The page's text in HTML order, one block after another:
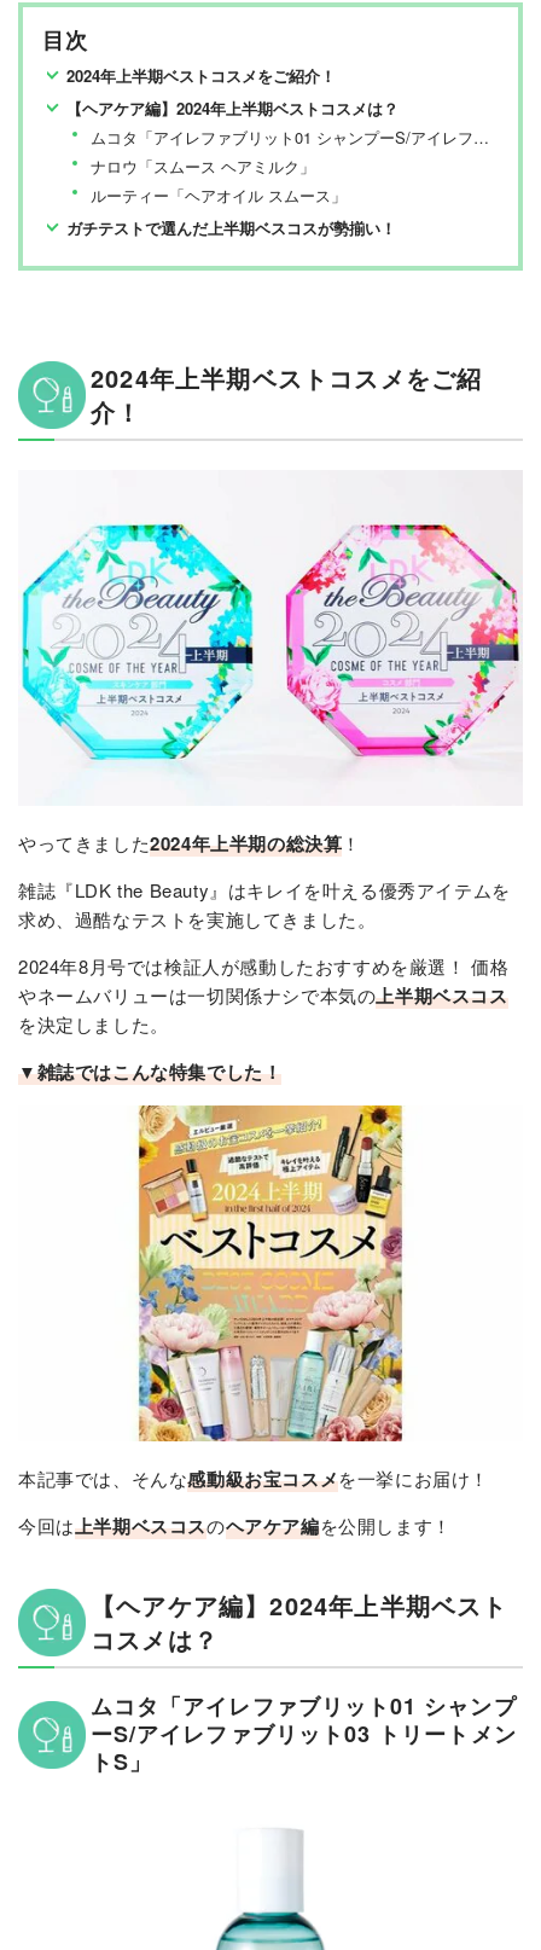
目次
2024年上半期ベストコスメをご紹介！
【ヘアケア編】2024年上半期ベストコスメは？
ムコタ「アイレファブリット01 シャンプーS/アイレファブリット03 トリートメントS」
ナロウ「スムース ヘアミルク」
ルーティー「ヘアオイル スムース」
ガチテストで選んだ上半期ベスコスが勢揃い！
2024年上半期ベストコスメをご紹
介！
やってきました2024年上半期の総決算 ！
雑誌『LDK the Beauty』はキレイを叶える優秀アイテムを
求め、過酷なテストを実施してきました。
2024年8月号では検証人が感動したおすすめを厳選！ 価格
やネームバリューは一切関係ナシで本気の上半期ベスコス
を決定しました。
▼雑誌ではこんな特集でした！
本記事では、そんな感動級お宝コスメを一挙にお届け！
今回は上半期ベスコスのヘアケア編を公開します！
【ヘアケア編】2024年上半期ベスト
コスメは？
ムコタ「アイレファブリット01 シャンプ
ーS/アイレファブリット03 トリートメン
トS」